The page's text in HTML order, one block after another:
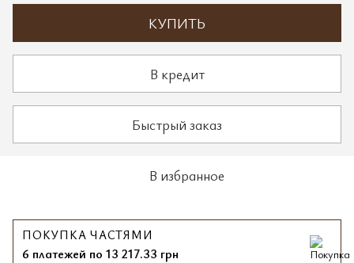
КУПИТЬ
В кредит
Быстрый заказ
В избранное
ПОКУПКА ЧАСТЯМИ
6 платежей по 13 217.33 грн